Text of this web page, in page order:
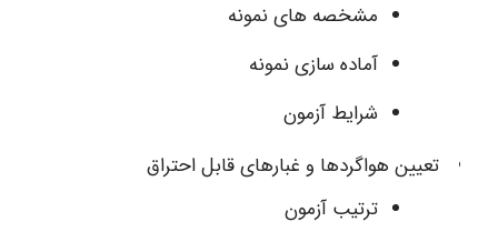
مشخصه های نمونه
آماده سازی نمونه
شرایط آزمون
تعیین هواگردها و غبارهای قابل احتراق
ترتیب آزمون